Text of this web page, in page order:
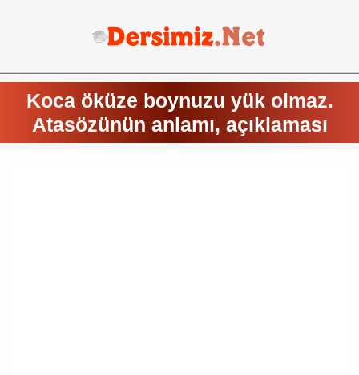
Koca öküze boynuzu yük olmaz.
Atasözünün anlamı, açıklaması